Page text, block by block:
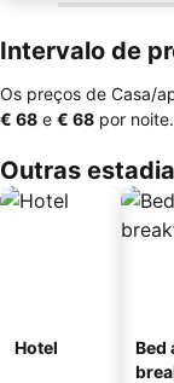
Intervalo de
Os preços de Casa/
‎€ 68 e ‎€ 68 por noite.
Outras
Hotel
Bed